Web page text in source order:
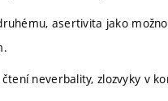
asertivita jako
neverbality, zlozvyky v